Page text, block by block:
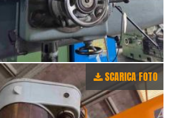
SCARICA FOTO